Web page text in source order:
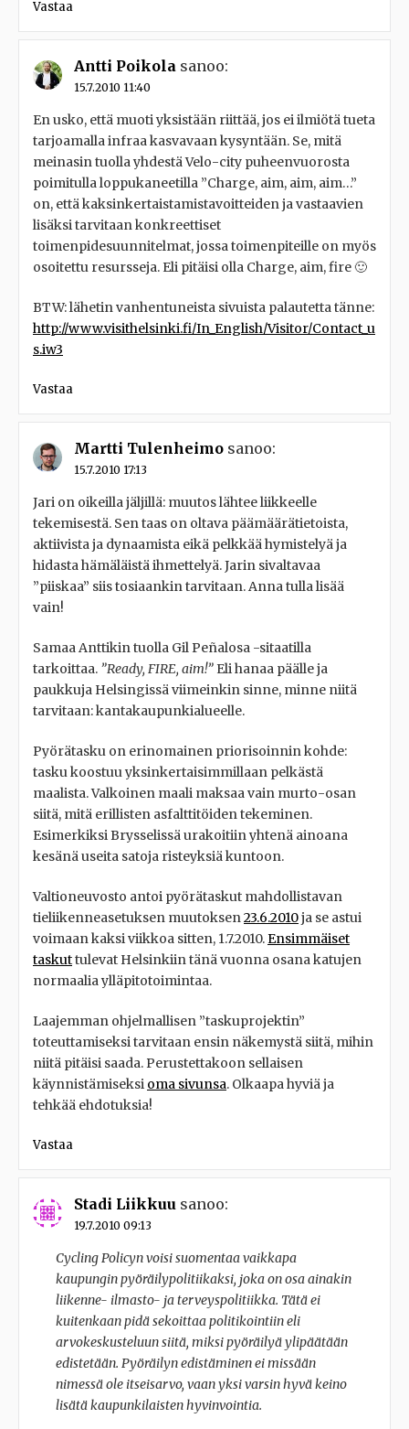
Vastaa
Antti Poikola sanoo:
15.7.2010 11:40
En usko, että muoti yksistään riittää, jos ei ilmiötä tueta
tarjoamalla infraa kasvavaan kysyntään. Se, mitä
meinasin tuolla yhdestä Velo-city puheenvuorosta
poimitulla loppukaneetilla ”Charge, aim, aim, aim…”
on, että kaksinkertaistamistavoitteiden ja vastaavien
lisäksi tarvitaan konkreettiset
toimenpidesuunnitelmat, jossa toimenpiteille on myös
osoitettu resursseja. Eli pitäisi olla Charge, aim, fire 🙂
BTW: lähetin vanhentuneista sivuista palautetta tänne:
http://www.visithelsinki.fi/In_English/Visitor/Contact_u
s.iw3
Vastaa
Martti Tulenheimo sanoo:
15.7.2010 17:13
Jari on oikeilla jäljillä: muutos lähtee liikkeelle
tekemisestä. Sen taas on oltava päämäärätietoista,
aktiivista ja dynaamista eikä pelkkää hymistelyä ja
hidasta hämäläistä ihmettelyä. Jarin sivaltavaa
”piiskaa” siis tosiaankin tarvitaan. Anna tulla lisää
vain!
Samaa Anttikin tuolla Gil Peñalosa -sitaatilla
tarkoittaa. ”Ready, FIRE, aim!” Eli hanaa päälle ja
paukkuja Helsingissä viimeinkin sinne, minne niitä
tarvitaan: kantakaupunkialueelle.
Pyörätasku on erinomainen priorisoinnin kohde:
tasku koostuu yksinkertaisimmillaan pelkästä
maalista. Valkoinen maali maksaa vain murto-osan
siitä, mitä erillisten asfalttitöiden tekeminen.
Esimerkiksi Brysselissä urakoitiin yhtenä ainoana
kesänä useita satoja risteyksiä kuntoon.
Valtioneuvosto antoi pyörätaskut mahdollistavan
tieliikenneasetuksen muutoksen23.6.2010ja se astui
voimaan kaksi viikkoa sitten, 1.7.2010.Ensimmäiset
taskuttulevat Helsinkiin tänä vuonna osana katujen
normaalia ylläpitotoimintaa.
Laajemman ohjelmallisen ”taskuprojektin”
toteuttamiseksi tarvitaan ensin näkemystä siitä, mihin
niitä pitäisi saada. Perustettakoon sellaisen
käynnistämiseksi oma sivunsa. Olkaapa hyviä ja
tehkää ehdotuksia!
Vastaa
Stadi Liikkuu sanoo:
19.7.2010 09:13
Cycling Policyn voisi suomentaa vaikkapa
kaupungin pyöräilypolitiikaksi, joka on osa ainakin
liikenne- ilmasto- ja terveyspolitiikka. Tätä ei
kuitenkaan pidä sekoittaa politikointiin eli
arvokeskusteluun siitä, miksi pyöräilyä ylipäätään
edistetään. Pyöräilyn edistäminen ei missään
nimessä ole itseisarvo, vaan yksi varsin hyvä keino
lisätä kaupunkilaisten hyvinvointia.